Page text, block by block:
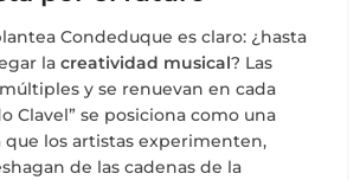
Condeduque es claro: ¿hasta
lacreatividad musical? Las
y se renuevan en cada
Clavel” se posiciona como una
que los artistas experimenten,
de las cadenas de la